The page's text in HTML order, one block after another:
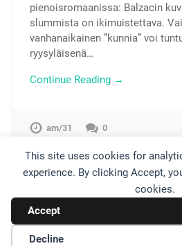
This site uses cookies for
experience. By clicking Accept,
cookies.
Accept
Decline
pienoisromaanissa: Balzacin
slummista on ikimuistettava.
vanhanaikainen ”kunnia” voi
ryysyläisenä…
Continue Reading →
am/31 0
« Older posts
© 2026